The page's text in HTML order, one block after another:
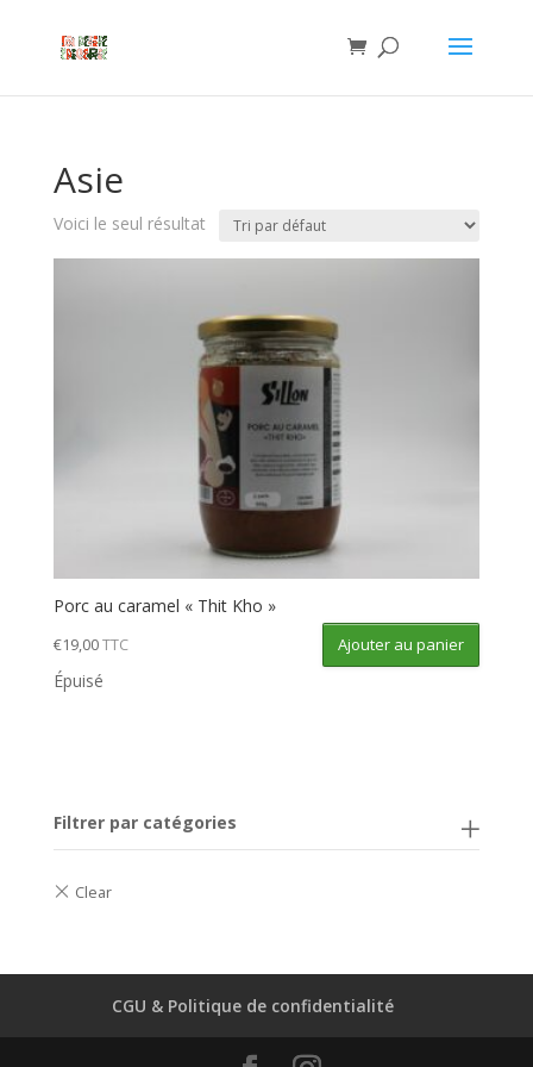
Asie
Voici le seul résultat
Porc au caramel « Thit Kho »
€19,00TTC Ajouter au panier
Épuisé
Filtrer par catégories
CGU & Politique de confidentialité